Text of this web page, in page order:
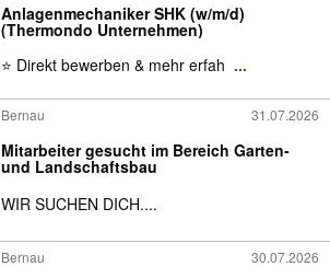
Anlagenmechaniker SHK (w/m/d)
(Thermondo Unternehmen)
⭐ Direkt bewerben & mehr erfah ...
Bernau 31.07.2026
Mitarbeiter gesucht im Bereich Garten-
und Landschaftsbau
WIR SUCHEN DICH....
Bernau 30.07.2026